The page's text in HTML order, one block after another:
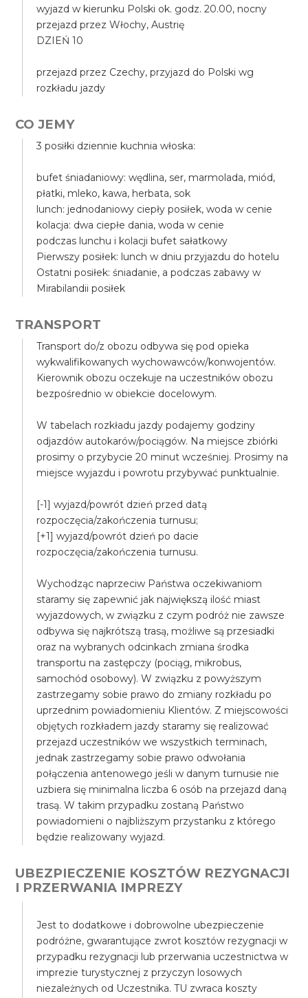
wyjazd w kierunku Polski ok. godz. 20.00, nocny
przejazd przez Włochy, Austrię
DZIEŃ 10
przejazd przez Czechy, przyjazd do Polski wg
rozkładu jazdy
CO JEMY
3 posiłki dziennie kuchnia włoska:
bufet śniadaniowy: wędlina, ser, marmolada, miód,
płatki, mleko, kawa, herbata, sok
lunch: jednodaniowy ciepły posiłek, woda w cenie
kolacja: dwa ciepłe dania, woda w cenie
podczas lunchu i kolacji bufet sałatkowy
Pierwszy posiłek: lunch w dniu przyjazdu do hotelu
Ostatni posiłek: śniadanie, a podczas zabawy w
Mirabilandii posiłek
TRANSPORT
Transport do/z obozu odbywa się pod opieka
wykwalifikowanych wychowawców/konwojentów.
Kierownik obozu oczekuje na uczestników obozu
bezpośrednio w obiekcie docelowym.
W tabelach rozkładu jazdy podajemy godziny
odjazdów autokarów/pociągów. Na miejsce zbiórki
prosimy o przybycie 20 minut wcześniej. Prosimy na
miejsce wyjazdu i powrotu przybywać punktualnie.
[-1] wyjazd/powrót dzień przed datą
rozpoczęcia/zakończenia turnusu;
[+1] wyjazd/powrót dzień po dacie
rozpoczęcia/zakończenia turnusu.
Wychodząc naprzeciw Państwa oczekiwaniom
staramy się zapewnić jak największą ilość miast
wyjazdowych, w związku z czym podróż nie zawsze
odbywa się najkrótszą trasą, możliwe są przesiadki
oraz na wybranych odcinkach zmiana środka
transportu na zastępczy (pociąg, mikrobus,
samochód osobowy). W związku z powyższym
zastrzegamy sobie prawo do zmiany rozkładu po
uprzednim powiadomieniu Klientów. Z miejscowości
objętych rozkładem jazdy staramy się realizować
przejazd uczestników we wszystkich terminach,
jednak zastrzegamy sobie prawo odwołania
połączenia antenowego jeśli w danym turnusie nie
uzbiera się minimalna liczba 6 osób na przejazd daną
trasą. W takim przypadku zostaną Państwo
powiadomieni o najbliższym przystanku z którego
będzie realizowany wyjazd.
UBEZPIECZENIE KOSZTÓW REZYGNACJI
I PRZERWANIA IMPREZY
Jest to dodatkowe i dobrowolne ubezpieczenie
podróżne, gwarantujące zwrot kosztów rezygnacji w
przypadku rezygnacji lub przerwania uczestnictwa w
imprezie turystycznej z przyczyn losowych
niezależnych od Uczestnika. TU zwraca koszty